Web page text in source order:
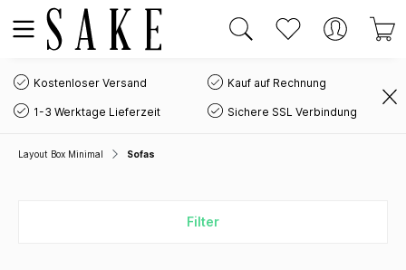
Kostenloser Versand Kauf auf Rechnung
1-3 Werktage Lieferzeit Sichere SSL Verbindung
Layout Box Minimal Sofas
Filter